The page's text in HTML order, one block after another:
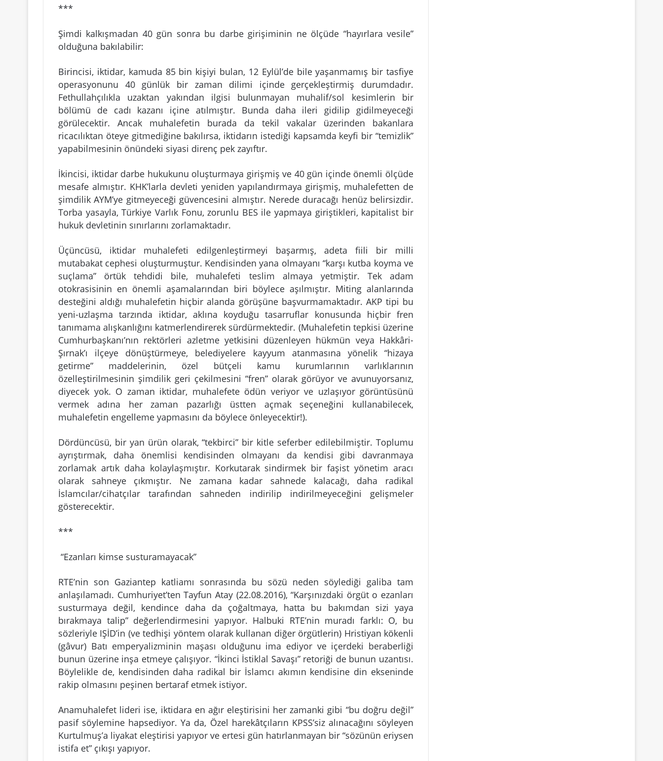
***
Şimdi kalkışmadan 40 gün sonra bu darbe girişiminin ne ölçüde “hayırlara vesile”
olduğuna bakılabilir:
Birincisi, iktidar, kamuda 85 bin kişiyi bulan, 12 Eylül’de bile yaşanmamış bir tasfiye
operasyonunu 40 günlük bir zaman dilimi içinde gerçekleştirmiş durumdadır.
Fethullahçılıkla uzaktan yakından ilgisi bulunmayan muhalif/sol kesimlerin bir
bölümü de cadı kazanı içine atılmıştır. Bunda daha ileri gidilip gidilmeyeceği
görülecektir. Ancak muhalefetin burada da tekil vakalar üzerinden bakanlara
ricacılıktan öteye gitmediğine bakılırsa, iktidarın istediği kapsamda keyfi bir “temizlik”
yapabilmesinin önündeki siyasi direnç pek zayıftır.
İkincisi, iktidar darbe hukukunu oluşturmaya girişmiş ve 40 gün içinde önemli ölçüde
mesafe almıştır. KHK’larla devleti yeniden yapılandırmaya girişmiş, muhalefetten de
şimdilik AYM’ye gitmeyeceği güvencesini almıştır. Nerede duracağı henüz belirsizdir.
Torba yasayla, Türkiye Varlık Fonu, zorunlu BES ile yapmaya giriştikleri, kapitalist bir
hukuk devletinin sınırlarını zorlamaktadır.
Üçüncüsü, iktidar muhalefeti edilgenleştirmeyi başarmış, adeta fiili bir milli
mutabakat cephesi oluşturmuştur. Kendisinden yana olmayanı “karşı kutba koyma ve
suçlama” örtük tehdidi bile, muhalefeti teslim almaya yetmiştir. Tek adam
otokrasisinin en önemli aşamalarından biri böylece aşılmıştır. Miting alanlarında
desteğini aldığı muhalefetin hiçbir alanda görüşüne başvurmamaktadır. AKP tipi bu
yeni-uzlaşma tarzında iktidar, aklına koyduğu tasarruflar konusunda hiçbir fren
tanımama alışkanlığını katmerlendirerek sürdürmektedir. (Muhalefetin tepkisi üzerine
Cumhurbaşkanı’nın rektörleri azletme yetkisini düzenleyen hükmün veya Hakkâri-
Şırnak’ı ilçeye dönüştürmeye, belediyelere kayyum atanmasına yönelik “hizaya
getirme” maddelerinin, özel bütçeli kamu kurumlarının varlıklarının
özelleştirilmesinin şimdilik geri çekilmesini “fren” olarak görüyor ve avunuyorsanız,
diyecek yok. O zaman iktidar, muhalefete ödün veriyor ve uzlaşıyor görüntüsünü
vermek adına her zaman pazarlığı üstten açmak seçeneğini kullanabilecek,
muhalefetin engelleme yapmasını da böylece önleyecektir!).
Dördüncüsü, bir yan ürün olarak, “tekbirci” bir kitle seferber edilebilmiştir. Toplumu
ayrıştırmak, daha önemlisi kendisinden olmayanı da kendisi gibi davranmaya
zorlamak artık daha kolaylaşmıştır. Korkutarak sindirmek bir faşist yönetim aracı
olarak sahneye çıkmıştır. Ne zamana kadar sahnede kalacağı, daha radikal
İslamcılar/cihatçılar tarafından sahneden indirilip indirilmeyeceğini gelişmeler
gösterecektir.
***
“Ezanları kimse susturamayacak”
RTE’nin son Gaziantep katliamı sonrasında bu sözü neden söylediği galiba tam
anlaşılamadı. Cumhuriyet’ten Tayfun Atay (22.08.2016), “Karşınızdaki örgüt o ezanları
susturmaya değil, kendince daha da çoğaltmaya, hatta bu bakımdan sizi yaya
bırakmaya talip” değerlendirmesini yapıyor. Halbuki RTE’nin muradı farklı: O, bu
sözleriyle IŞİD’in (ve tedhişi yöntem olarak kullanan diğer örgütlerin) Hristiyan kökenli
(gâvur) Batı emperyalizminin maşası olduğunu ima ediyor ve içerdeki beraberliği
bunun üzerine inşa etmeye çalışıyor. “İkinci İstiklal Savaşı” retoriği de bunun uzantısı.
Böylelikle de, kendisinden daha radikal bir İslamcı akımın kendisine din ekseninde
rakip olmasını peşinen bertaraf etmek istiyor.
Anamuhalefet lideri ise, iktidara en ağır eleştirisini her zamanki gibi “bu doğru değil”
pasif söylemine hapsediyor. Ya da, Özel harekâtçıların KPSS’siz alınacağını söyleyen
Kurtulmuş’a liyakat eleştirisi yapıyor ve ertesi gün hatırlanmayan bir “sözünün eriysen
istifa et” çıkışı yapıyor.